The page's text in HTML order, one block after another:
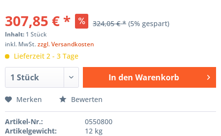
307,85 € * 324,05 € * (5% gespart)
Inhalt: 1 Stück
inkl. MwSt.zzgl. Versandkosten
Lieferzeit 2 - 3 Tage
In den Warenkorb
Merken Bewerten
Artikel-Nr.:
0550800
Artikelgewicht:
12 kg